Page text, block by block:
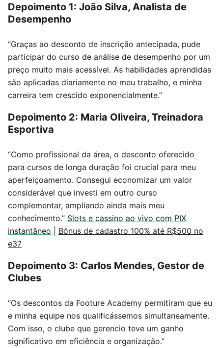
Depoimento 1: João Silva, Analista de
Desempenho
“Graças ao desconto de inscrição antecipada, pude
participar do curso de análise de desempenho por um
preço muito mais acessível. As habilidades aprendidas
são aplicadas diariamente no meu trabalho, e minha
carreira tem crescido exponencialmente.”
Depoimento 2: Maria Oliveira, Treinadora
Esportiva
“Como profissional da área, o desconto oferecido
para cursos de longa duração foi crucial para meu
aperfeiçoamento. Consegui economizar um valor
considerável que investi em outro curso
complementar, ampliando ainda mais meu
conhecimento.” Slots e cassino ao vivo com PIX
instantâneo
Bônus de cadastro 100% até R$500 no
e37
Depoimento 3: Carlos Mendes, Gestor de
Clubes
“Os descontos da Footure Academy permitiram que eu
e minha equipe nos qualificássemos simultaneamente.
Com isso, o clube que gerencio teve um ganho
significativo em eficiência e organização.”